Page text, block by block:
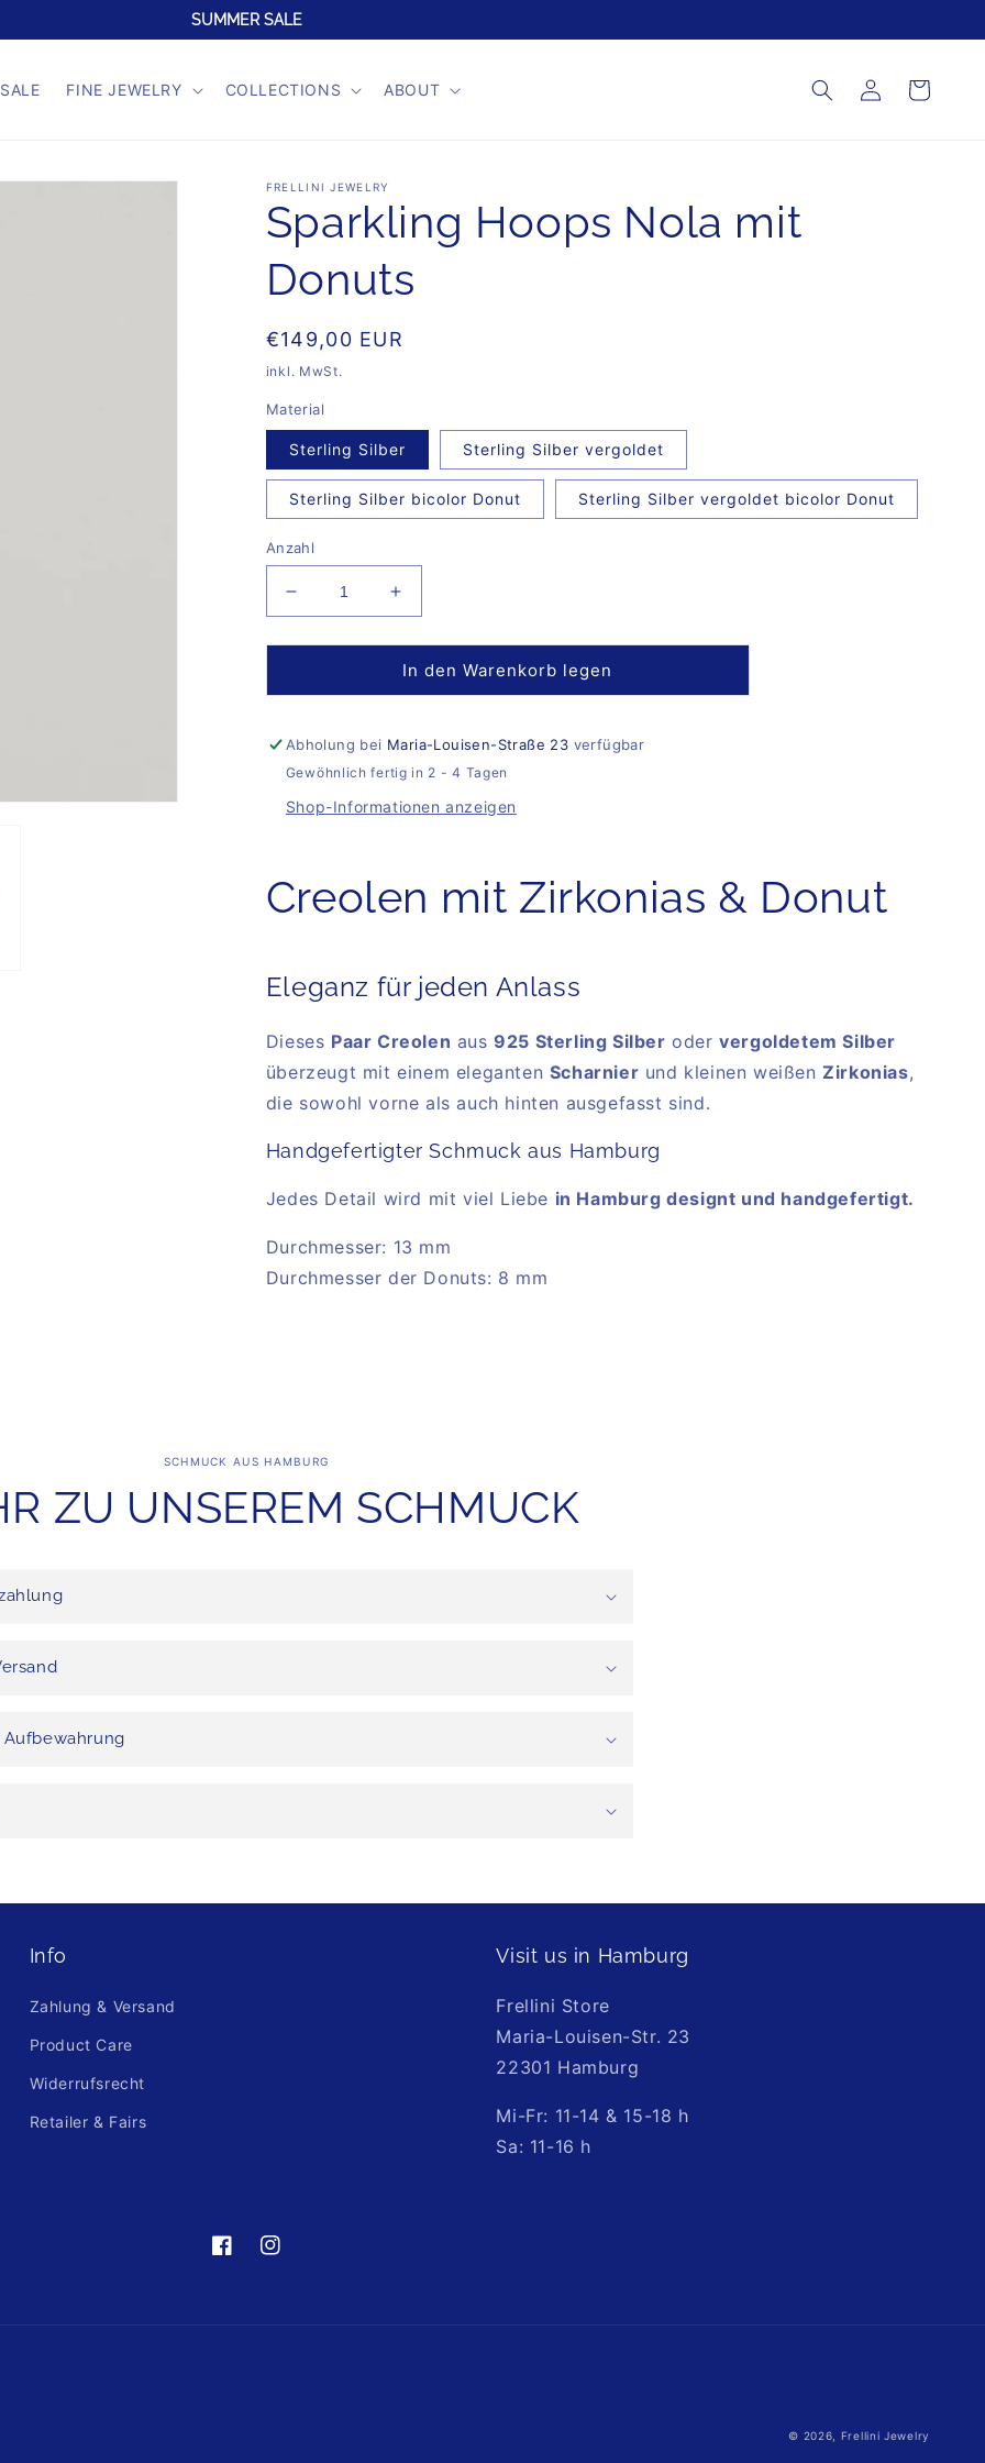
SUMMER SALE
SALE FINE JEWELRY COLLECTIONS ABOUT EinloggenWarenkorb
FRELLINI JEWELRY
Sparkling Hoops Nola mit
Donuts
Normaler
Preis
€149,00 EUR
inkl. MwSt.
Material
Sterling Silber Sterling Silber vergoldet
Sterling Silber bicolor Donut Sterling Silber vergoldet bicolor Donut
Anzahl
Verringere
die
Menge
Sparkling
Nola
mit
Erhöhe
die
Menge
für
Sparkling
Nola
mit
Donuts
In den Warenkorb legen
Abholung bei Maria-Louisen-Straße 23 verfügbar
Gewöhnlich fertig in 2 - 4 Tagen
Shop-Informationen anzeigen
Creolen mit Zirkonias & Donut
Eleganz für jeden Anlass
Dieses Paar Creolen aus925 Sterling Silber odervergoldetem Silber
überzeugt mit einem eleganten Scharnier und kleinen weißenZirkonias,
die sowohl vorne als auch hinten ausgefasst sind.
Handgefertigter Schmuck aus Hamburg
Jedes Detail wird mit viel Liebe in Hamburg designt und handgefertigt.
Durchmesser: 13 mm
Durchmesser der Donuts: 8 mm
SCHMUCK AUS HAMBURG
ZU UNSEREM SCHMUCK
Info
Zahlung & Versand
Product Care
Widerrufsrecht
Retailer & Fairs
Visit us in Hamburg
Frellini Store
Maria-Louisen-Str. 23
22301 Hamburg
Mi-Fr: 11-14 & 15-18 h
Sa: 11-16 h
https://de-https://www.instagram.com/frellini_jewelry/?
© 2026, Frellini Jewelry